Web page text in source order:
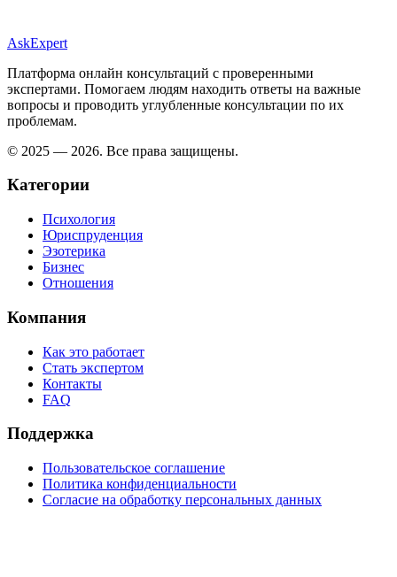
AskExpert
Платформа онлайн консультаций с проверенными
экспертами. Помогаем людям находить ответы на важные
вопросы и проводить углубленные консультации по их
проблемам.
© 2025 — 2026. Все права защищены.
Категории
Психология
Юриспруденция
Эзотерика
Бизнес
Отношения
Компания
Как это работает
Стать экспертом
Контакты
FAQ
Поддержка
Пользовательское соглашение
Политика конфиденциальности
Согласие на обработку персональных данных